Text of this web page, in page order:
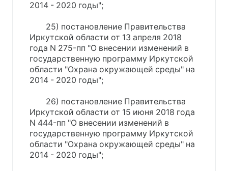
2014 - 2020 годы";
25) постановление Правительства
Иркутской области от 13 апреля 2018
года N 275-пп "О внесении изменений в
государственную программу Иркутской
области "Охрана окружающей среды" на
2014 - 2020 годы";
26) постановление Правительства
Иркутской области от 15 июня 2018 года
N 444-пп "О внесении изменений в
государственную программу Иркутской
области "Охрана окружающей среды" на
2014 - 2020 годы";